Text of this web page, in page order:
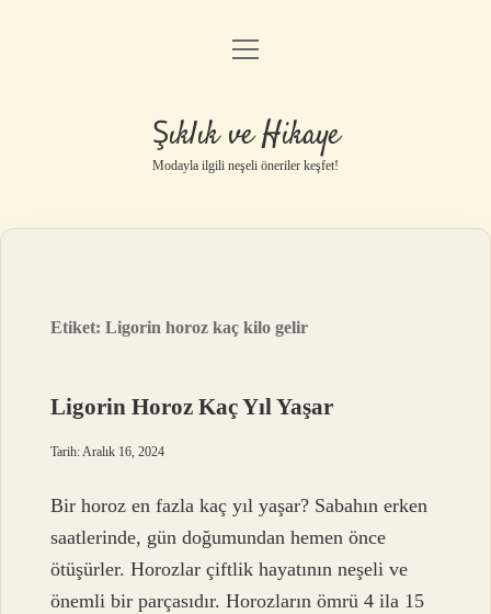
Gizlilik Politikası
Yasal Uyarı
menüyü
Şıklık ve Hikaye
Modayla ilgili neşeli öneriler keşfet!
Etiket:Ligorin horoz kaç kilo gelir
Ligorin Horoz Kaç Yıl Yaşar
Tarih: Aralık 16, 2024
Bir horoz en fazla kaç yıl yaşar? Sabahın erken
saatlerinde, gün doğumundan hemen önce
ötüşürler. Horozlar çiftlik hayatının neşeli ve
önemli bir parçasıdır. Horozların ömrü 4 ila 15